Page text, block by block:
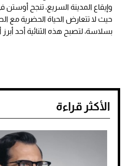
وإيقاع المدينة السريع، تنجح
حيث لا تتعارض الحياة الحضرية مع
بسلاسة، لتصبح هذه الثنائية أحد أبرز
الأكثر قراءة